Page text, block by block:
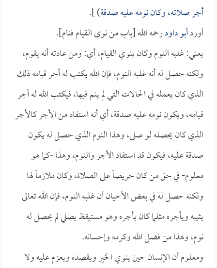
أجر صلاته، وكان نومه عليه صدقة) ].
أوردأبو داودرحمه الله [باب من نوى القيام فنام].
يعني: غلبه النوم وكان ينوي القيام، أي: ومن عادته أنه يقوم،
ولكنه حصل له أنه غلبه النوم، فإن الله يكتب له أجر قيامه ذلك
الذي كان يعمله في الحالات التي لم ينم فيها، فيكتب الله له أجر
قيامه، ويكون نومه عليه صدقة، أي أنه استفاد من الأجر كالأجر
الذي كان يحصله لو صلى، وهذا النوم الذي حصل له يكون
صدقة عليه، فيكون قد استفاد الأجر والنوم، وهذا -كما هو
معلوم- في حق من كان حريصاً على الصلاة، وكان ملازماً لها
ولكنه حصل له في بعض الأحيان أن غلبه النوم، فإن الله تعالى
يثيبه ويأجره مثلما كان يأجره وهو مستيقظ يصلي لم يحصل له
نوم، وهذا من فضل الله وكرمه وإحسانه.
ومعلوم أن الإنسان حين ينوي الخير ويقصده ويعزم عليه ولا